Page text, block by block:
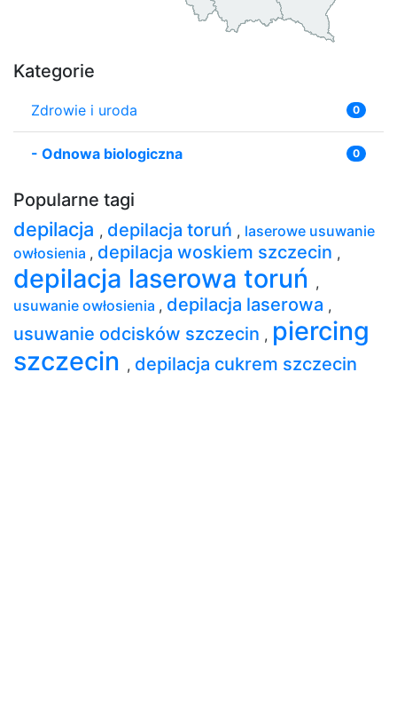
Kategorie
Zdrowie i uroda 0
- Odnowa biologiczna 0
Popularne tagi
depilacja , depilacja toruń , laserowe usuwanie
owłosienia , depilacja woskiem szczecin ,
depilacja laserowa toruń ,
usuwanie owłosienia , depilacja laserowa ,
usuwanie odcisków szczecin , piercing
szczecin , depilacja cukrem szczecin